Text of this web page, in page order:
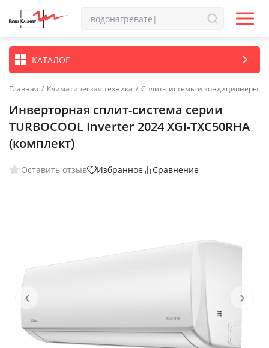
КАТАЛОГ
Главная / Климатическая техника / Сплит-системы и кондиционеры
Инверторная сплит-система серии
TURBOCOOL Inverter 2024 XGI-TXC50RHA
(комплект)
Оставить отзыв Избранное Сравнение
‹ ›